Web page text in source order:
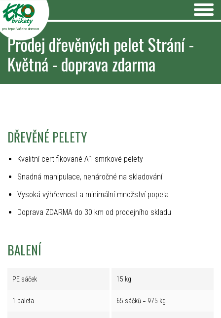
pro teplo Vašeho domova
Prodej dřevěných pelet Strání -
Květná - doprava zdarma
DŘEVĚNÉ PELETY
Kvalitní certifikované A1 smrkové pelety
Snadná manipulace, nenáročné na skladování
Vysoká výhřevnost a minimální množství popela
Doprava ZDARMA do 30 km od prodejního skladu
BALENÍ
PE sáček 15 kg
1 paleta 65 sáčků = 975 kg